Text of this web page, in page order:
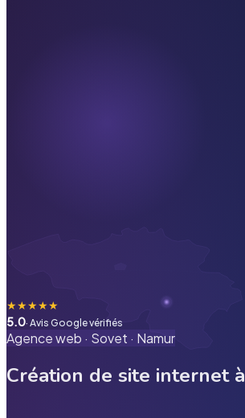
★★★★★
5.0· Avis Google vérifiés
Agence web · Sovet · Namur
Création de site internet à